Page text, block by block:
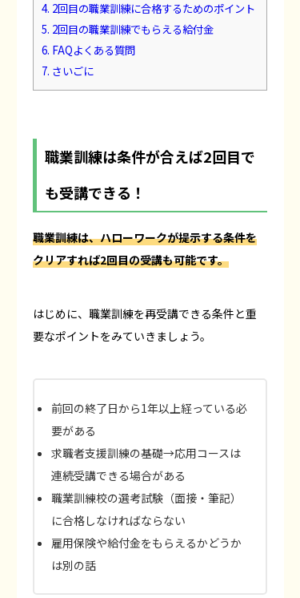
4. 2回目の職業訓練に合格するためのポイント
5. 2回目の職業訓練でもらえる給付金
6. FAQよくある質問
7. さいごに
職業訓練は条件が合えば2回目で
も受講できる！
職業訓練は、ハローワークが提示する条件を
クリアすれば2回目の受講も可能です。
はじめに、職業訓練を再受講できる条件と重
要なポイントをみていきましょう。
前回の終了日から1年以上経っている必
要がある
求職者支援訓練の基礎→応用コースは
連続受講できる場合がある
職業訓練校の選考試験（面接・筆記）
に合格しなければならない
雇用保険や給付金をもらえるかどうか
は別の話